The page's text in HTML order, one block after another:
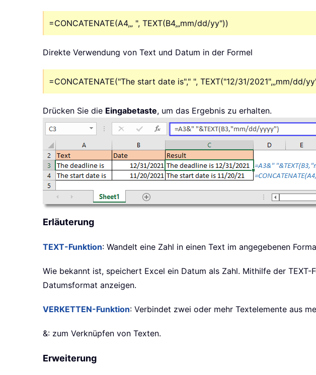
=CONCATENATE(A4,„ ", TEXT(B4,„mm/dd/yy"))
Direkte Verwendung von Text und Datum in der Formel
=CONCATENATE("The start date is"," ", TEXT("12/31/2021",„mm/dd/
Drücken Sie die Eingabetaste, um das Ergebnis zu erhalten.
Erläuterung
TEXT-Funktion: Wandelt eine Zahl in einen Text im angegebenen
Wie bekannt ist, speichert Excel ein Datum als Zahl. Mithilfe der
Datumsformat anzeigen.
VERKETTEN-Funktion: Verbindet zwei oder mehr Textelemente aus
&: zum Verknüpfen von Texten.
Erweiterung